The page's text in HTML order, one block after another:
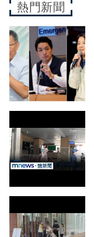
熱門新聞